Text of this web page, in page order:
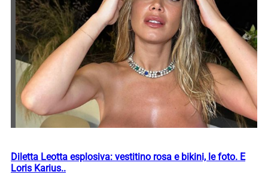
Diletta Leotta esplosiva: vestitino rosa e bikini, le foto. E
Loris Karius..